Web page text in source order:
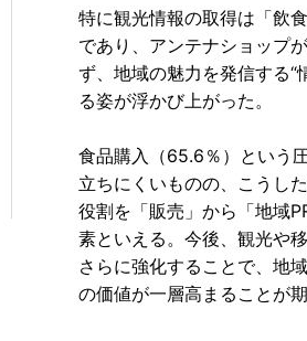
特に観光情報の取得は「飲
であり、アンテナショップ
ず、地域の魅力を発信する“
る姿が浮かび上がった。
食品購入（65.6％）という
立ちにくいものの、こうし
役割を「販売」から「地域
素といえる。今後、観光や
さらに強化することで、地
の価値が一層高まることが期